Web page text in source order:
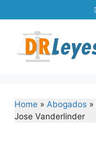
to
Home » Abogados »
Jose Vanderlinder